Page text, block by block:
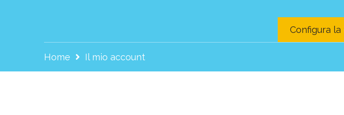
Configura la
Home Il mio account